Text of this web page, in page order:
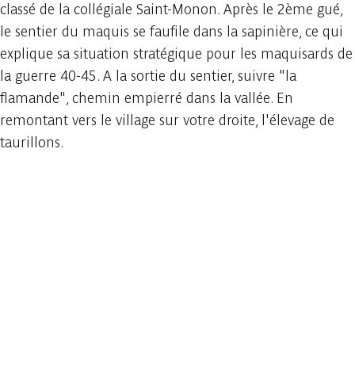
classé de la collégiale Saint-Monon. Après le 2ème gué,
le sentier du maquis se faufile dans la sapinière, ce qui
explique sa situation stratégique pour les maquisards de
la guerre 40-45. A la sortie du sentier, suivre "la
flamande", chemin empierré dans la vallée. En
remontant vers le village sur votre droite, l'élevage de
taurillons.